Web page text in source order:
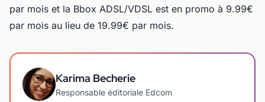
par mois et la Bbox ADSL/VDSL est en promo à 9.99€
par mois au lieu de 19.99€ par mois.
Karima Becherie
Responsable éditoriale Edcom